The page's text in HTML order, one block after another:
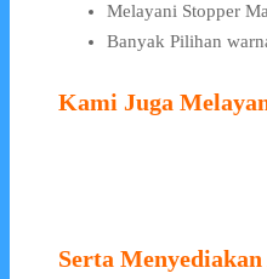
Melayani Stopper
Banyak Pilihan
Kami Juga
Serta